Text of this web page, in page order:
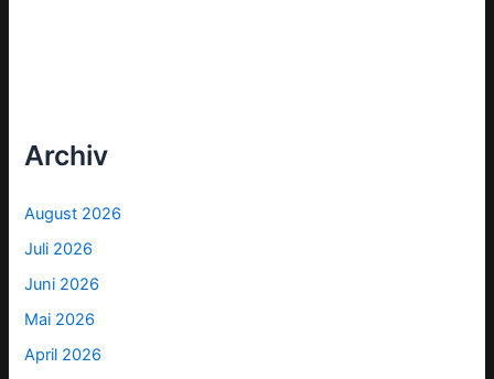
Archiv
August 2026
Juli 2026
Juni 2026
Mai 2026
April 2026